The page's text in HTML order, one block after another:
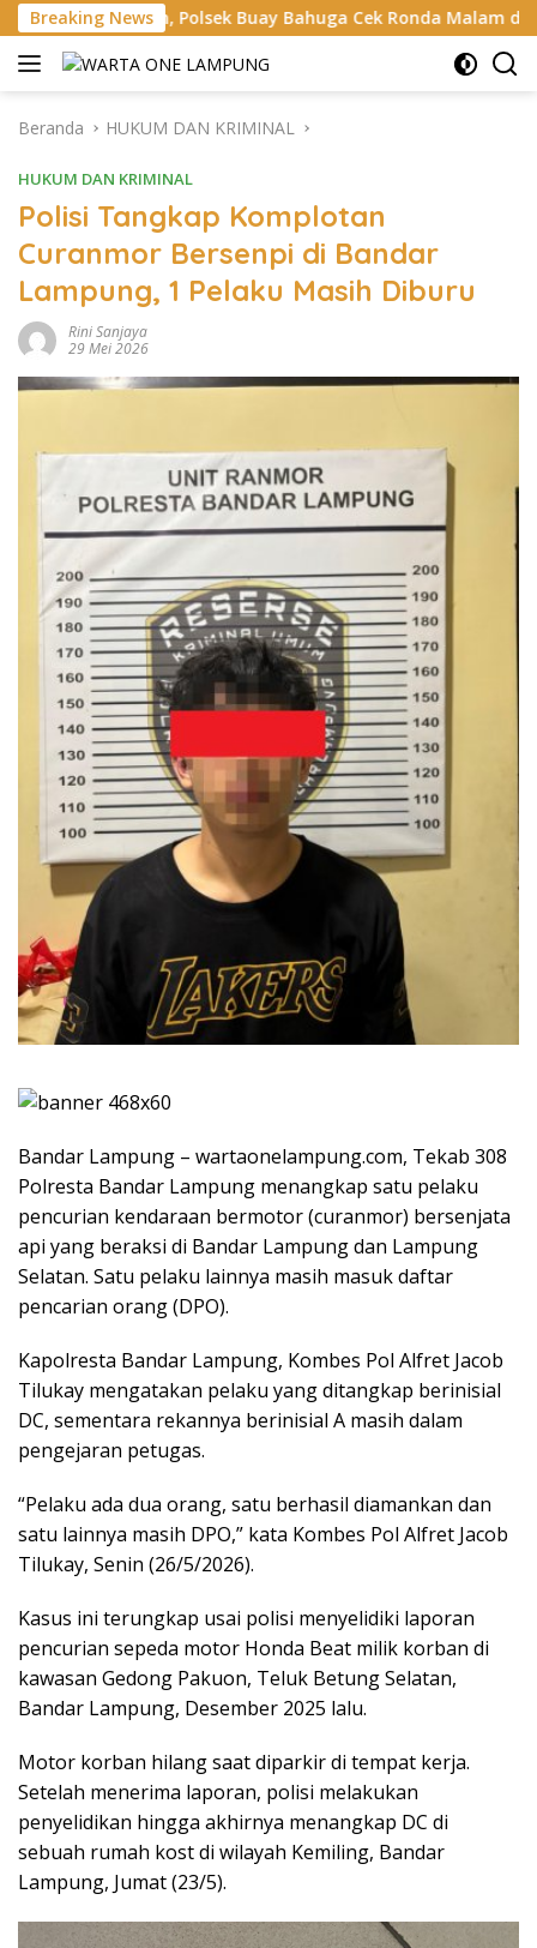
Langsung
ke
konten
Breaking News
Buay Bahuga Cek Ronda Malam dan Sosialisasi Layanan
Beranda HUKUM DAN KRIMINAL
HUKUM DAN KRIMINAL
Polisi Tangkap Komplotan
Curanmor Bersenpi di Bandar
Lampung, 1 Pelaku Masih Diburu
Rini Sanjaya
29 Mei 2026
Bandar Lampung – wartaonelampung.com, Tekab 308
Polresta Bandar Lampung menangkap satu pelaku
pencurian kendaraan bermotor (curanmor) bersenjata
api yang beraksi di Bandar Lampung dan Lampung
Selatan. Satu pelaku lainnya masih masuk daftar
pencarian orang (DPO).
Kapolresta Bandar Lampung, Kombes Pol Alfret Jacob
Tilukay mengatakan pelaku yang ditangkap berinisial
DC, sementara rekannya berinisial A masih dalam
pengejaran petugas.
“Pelaku ada dua orang, satu berhasil diamankan dan
satu lainnya masih DPO,” kata Kombes Pol Alfret Jacob
Tilukay, Senin (26/5/2026).
Kasus ini terungkap usai polisi menyelidiki laporan
pencurian sepeda motor Honda Beat milik korban di
kawasan Gedong Pakuon, Teluk Betung Selatan,
Bandar Lampung, Desember 2025 lalu.
Motor korban hilang saat diparkir di tempat kerja.
Setelah menerima laporan, polisi melakukan
penyelidikan hingga akhirnya menangkap DC di
sebuah rumah kost di wilayah Kemiling, Bandar
Lampung, Jumat (23/5).